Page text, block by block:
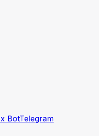
BotTelegram